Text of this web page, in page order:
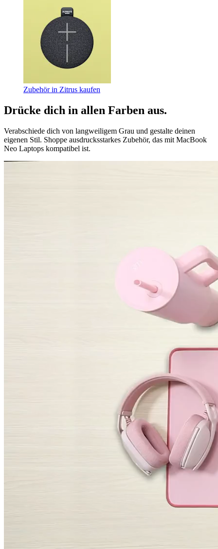
Zubehör in Zitrus kaufen
Drücke dich in allen Farben aus.
Verabschiede dich von langweiligem Grau und gestalte deinen
eigenen Stil. Shoppe ausdrucksstarkes Zubehör, das mit MacBook
Neo Laptops kompatibel ist.